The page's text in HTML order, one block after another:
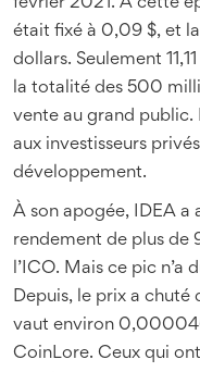
février 2021. À cette
était fixé à 0,09 $, et
dollars. Seulement
la totalité des 500
vente au grand public.
aux investisseurs
développement.
À son apogée, IDEA a
rendement de plus de
l’ICO. Mais ce pic n’a
Depuis, le prix a chuté
vaut environ
CoinLore. Ceux qui